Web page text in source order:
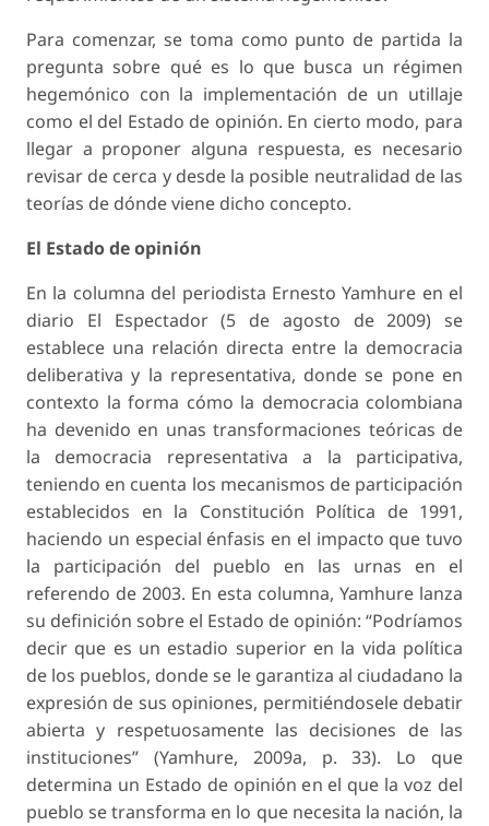
Para comenzar, se toma como punto de partida la
pregunta sobre qué es lo que busca un régimen
hegemónico con la implementación de un utillaje
como el del Estado de opinión. En cierto modo, para
llegar a proponer alguna respuesta, es necesario
revisar de cerca y desde la posible neutralidad de las
teorías de dónde viene dicho concepto.
El Estado de opinión
En la columna del periodista Ernesto Yamhure en el
diario El Espectador (5 de agosto de 2009) se
establece una relación directa entre la democracia
deliberativa y la representativa, donde se pone en
contexto la forma cómo la democracia colombiana
ha devenido en unas transformaciones teóricas de
la democracia representativa a la participativa,
teniendo en cuenta los mecanismos de participación
establecidos en la Constitución Política de 1991,
haciendo un especial énfasis en el impacto que tuvo
la participación del pueblo en las urnas en el
referendo de 2003. En esta columna, Yamhure lanza
su definición sobre el Estado de opinión: “Podríamos
decir que es un estadio superior en la vida política
de los pueblos, donde se le garantiza al ciudadano la
expresión de sus opiniones, permitiéndosele debatir
abierta y respetuosamente las decisiones de las
instituciones” (Yamhure, 2009a, p. 33). Lo que
determina un Estado de opinión en el que la voz del
pueblo se transforma en lo que necesita la nación, la